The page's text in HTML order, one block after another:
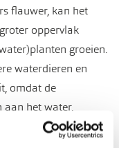
flauwer, kan het
oppervlak
groeien.
waterdieren en
omdat de
aan het water.